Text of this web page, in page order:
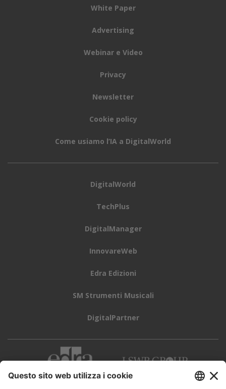
White Paper
Advertising
Webinar e Video
Privacy
Newsletter
Cookie policy
Come usiamo l’IA a DigitalWorld
DigitalWorld
TechPlus
DigitalManager
InnovareWeb
Edra Edizioni
SM Strumenti Musicali
DigitalPartner